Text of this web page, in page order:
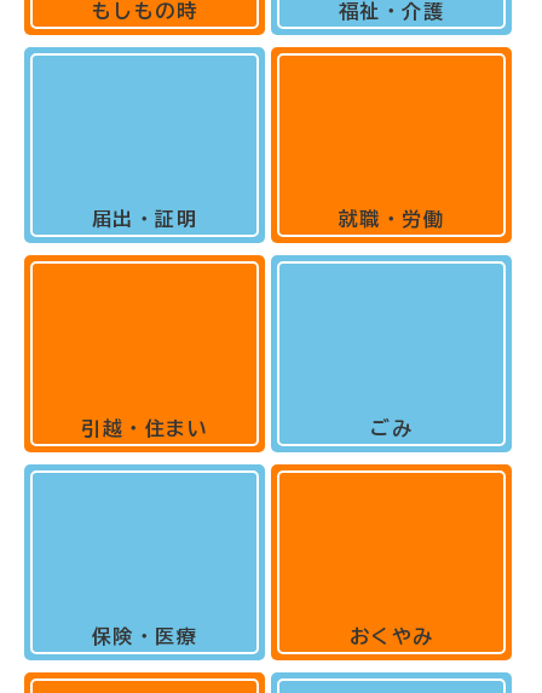
もしもの時
届出・証明
引越・住まい
保険・医療
福祉・介護
就職・労働
ごみ
おくやみ